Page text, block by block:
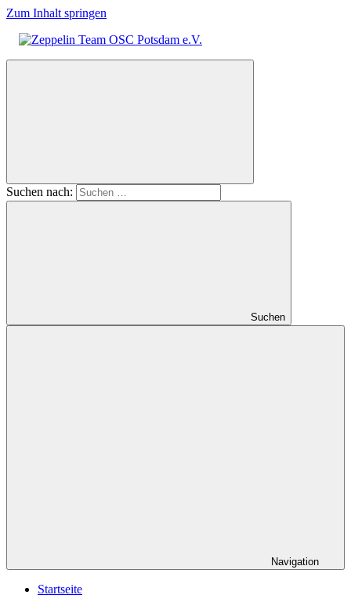
Zum Inhalt springen
Suchen nach:
Suchen
Navigation
Startseite